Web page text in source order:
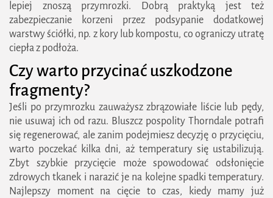
lepiej znoszą przymrozki. Dobrą praktyką jest też
zabezpieczanie korzeni przez podsypanie dodatkowej
warstwy ściółki, np. z kory lub kompostu, co ograniczy utratę
ciepła z podłoża.
Czy warto przycinać uszkodzone
fragmenty?
Jeśli po przymrozku zauważysz zbrązowiałe liście lub pędy,
nie usuwaj ich od razu. Bluszcz pospolity Thorndale potrafi
się regenerować, ale zanim podejmiesz decyzję o przycięciu,
warto poczekać kilka dni, aż temperatury się ustabilizują.
Zbyt szybkie przycięcie może spowodować odsłonięcie
zdrowych tkanek i narazić je na kolejne spadki temperatury.
Najlepszy moment na cięcie to czas, kiedy mamy już